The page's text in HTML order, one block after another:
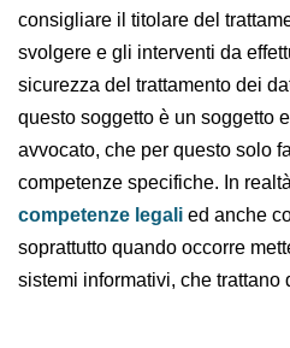
preziosa guida, che offriamo
Il data protection officer
nel consigliare il titolare del
da svolgere e gli interventi
alla sicurezza del
Perlopiù questo soggetto è
esempio un avvocato, che
ritiene abbia competenze